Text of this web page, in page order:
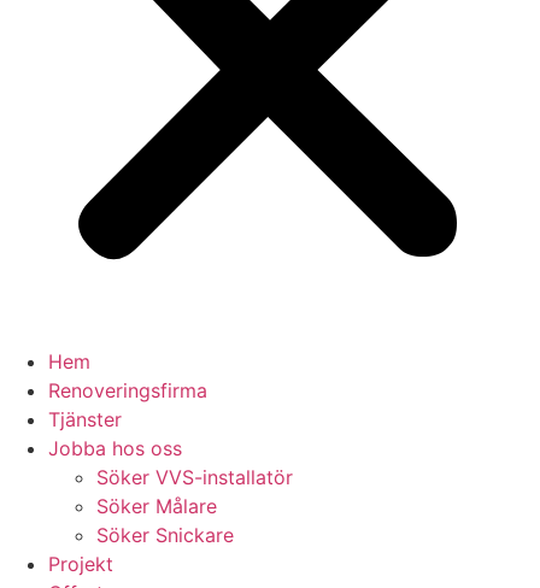
Hem
Renoveringsfirma
Tjänster
Jobba hos oss
Söker VVS-installatör
Söker Målare
Söker Snickare
Projekt